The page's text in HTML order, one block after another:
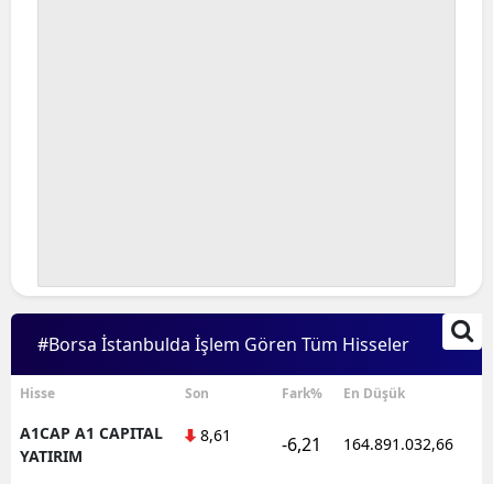
#Borsa İstanbulda İşlem Gören Tüm Hisseler
Hisse Son Fark% En Düşük
A1CAP A1 CAPITAL
YATIRIM
8,61 -6,21 164.891.032,66